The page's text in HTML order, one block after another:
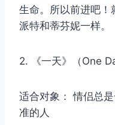
生命。所以前进吧！
派特和蒂芬妮一样。
2. 《一天》（One
适合对象： 情侣总
准的人